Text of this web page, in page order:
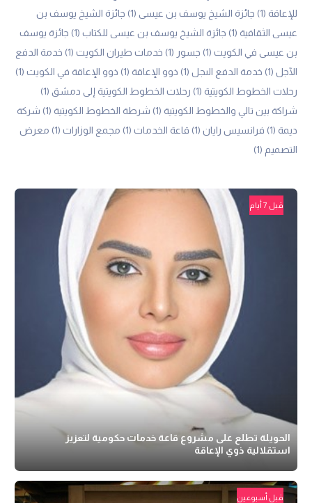
للإعاقة (1) جائزة الشيخ يوسف بن عيسى (1)
جائزة الشيخ يوسف بن
عيسى الثقافية (1) جائزة الشيخ يوسف بن عيسى للكتاب (1)
جائزة يوسف
بن عيسى في الكويت (1) جسور (1) خدمات طيران الكويت (1)
خدمة الدفع
الآجل (1) خدمة الدفع الىجل (1) ذوو الإعاقة (1) ذوو الإعاقة في الكويت (1)
رحلات الخطوط الكويتية (1) رحلات الخطوط الكويتية إلى دمشق (1)
شراكة بين تالي والخطوط الكويتية (1) شرطة الخطوط الكويتية (1)
شركة
ديمة (1) فرانسيس رايان (1) قاعة الخدمات (1) مجمع الوزارات (1)
معرض
التصميم (1)
قبل 7 أيام
الحويلة تطلع على مشروع قاعة خدمات حكومية لتعزيز
استقلالية ذوي الإعاقة
قبل أسبوعين